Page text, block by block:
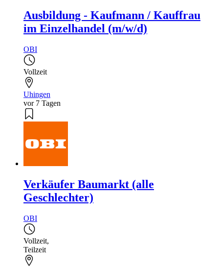
Ausbildung - Kaufmann / Kauffrau
im Einzelhandel (m/w/d)
OBI
Vollzeit
Uhingen
vor 7 Tagen
Verkäufer Baumarkt (alle
Geschlechter)
OBI
Vollzeit,
Teilzeit